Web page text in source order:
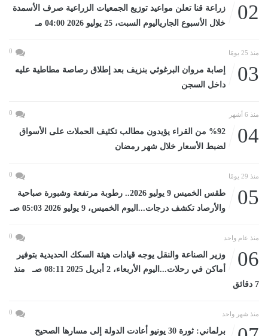
02
زراعة قنا تعلن مواعيد توزيع الجمعيات الزراعية صرف الأسمدة
خلال الأسبوع الجارياليوم السبت، 25 يوليو 2026 04:00 مـ
منذ 25 يومًا 0
03
إصابة مروان البرغوثي بنزيف بعد إطلاق رصاصة مطاطية عليه
داخل السجن
منذ 6 أشهر 0
04
%92 من القراء يؤيدون مطالب تكثيف الحملات على الأسواق
لضبط الأسعار خلال شهر رمضان
منذ 29 يومًا 0
05
طقس الخميس 9 يوليو 2026.. رطوبة مرتفعة وشبورة صباحية
والأرصاد تكشف درجات...اليوم الخميس، 9 يوليو 2026 05:03 صـ
منذ عام واحد 0
06
وزير الصناعة والنقل يوجه قيادات هيئة السكك الحديدية بتوفير
أماكن في رحلات...اليوم الأربعاء، 2 أبريل 2025 08:11 صـ منذ
7 دقائق
منذ شهر واحد 0
برلماني: ثورة 30 يونيو أعادت الدولة إلى مسارها الصحيح